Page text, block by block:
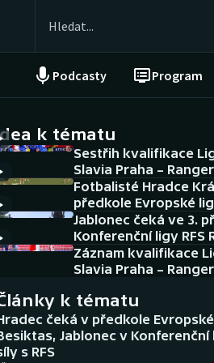
Podcasty Program
NEPŘEHLÉDNĚTE
Historické návraty
Aplikace ČT sport
AZ kvíz
k tématu
Sestřih kvalifikace
Slavia Praha –
Fotbalisté Hradce
předkole Evropské
Jablonec čeká ve 3.
Konferenční ligy RFS
Záznam kvalifikace
Slavia Praha –
k tématu
čeká v předkole
Jablonec v Konferenční
s RFS